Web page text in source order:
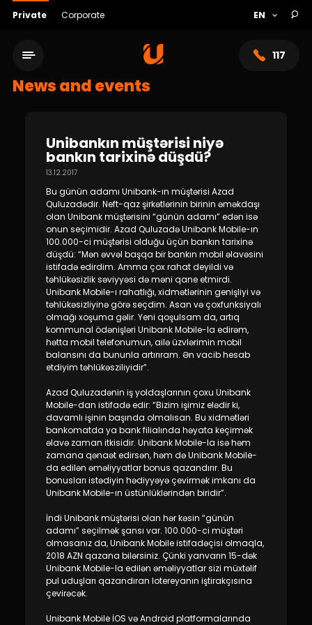
Private Corporate
117
Service network
About bank
Sustainability
Cashback
Tariffs
Human Resources
Contact us
F.A.Q
News and events
Unibankın müştərisi niyə
bankın tarixinə düşdü?
13.12.2017
Bu günün adamı Unibank-ın müştərisi Azad
Quluzadədir. Neft-qaz şirkətlərinin birinin əməkdaşı
olan Unibank müştərisini “günün adamı” edən isə
onun seçimidir. Azad Quluzadə Unibank Mobile-ın
100.000-ci müştərisi olduğu üçün bankın tarixinə
düşdü: “Mən əvvəl başqa bir bankın mobil əlavəsini
istifadə edirdim. Amma çox rahat deyildi və
təhlükəsizlik səviyyəsi də məni qane etmirdi.
Unibank Mobile-ı rahatlığı, xidmətlərinin genişliyi və
təhlükəsizliyinə görə seçdim. Asan və çoxfunksiyalı
olmağı xoşuma gəlir. Yeni qoşulsam da, artıq
kommunal ödənişləri Unibank Mobile-la edirəm,
hətta mobil telefonumun, ailə üzvlərimin mobil
balansını da bununla artırıram. Ən vacib hesab
etdiyim təhlükəsziliyidir”.
Azad Quluzadənin iş yoldaşlarının çoxu Unibank
Mobile-dan istifadə edir: “Bizim işimiz elədir ki,
davamlı işinin başında olmalısan. Bu xidmətləri
bankomatda ya bank filialında həyata keçirmək
əlavə zaman itkisidir. Unibank Mobile-la isə həm
zamana qənaət edirsən, həm də Unibank Mobile-
da edilən əməliyyatlar bonus qazandırır. Bu
bonusları istədiyin hədiyyəyə çevirmək imkanı da
Unibank Mobile-ın üstünlüklərindən biridir”.
İndi Unibank müştərisi olan hər kəsin “günün
adamı” seçilmək şansı var. 100.000-ci müştəri
olmasanız da, Unibank Mobile istifadəçisi olmaqla,
2018 AZN qazana bilərsiniz. Çünki yanvarın 15-dək
Unibank Mobile-la edilən əməliyyatlar sizi müxtəlif
pul uduşları qazandıran lotereyanın iştirakçısına
çevirəcək.
Unibank Mobile İOS və Android platformalarında